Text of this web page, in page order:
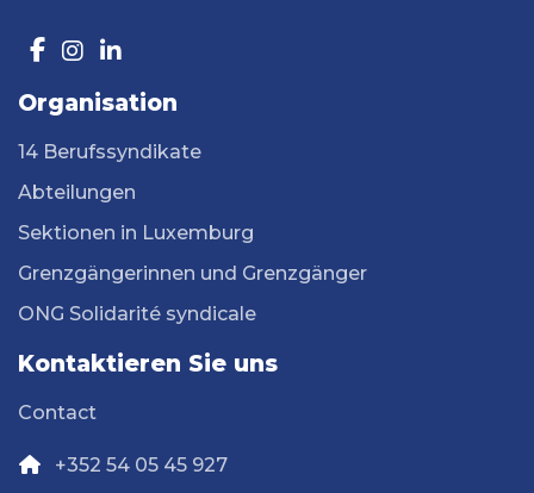
Organisation
14 Berufssyndikate
Abteilungen
Sektionen in Luxemburg
Grenzgängerinnen und Grenzgänger
ONG Solidarité syndicale
Kontaktieren Sie uns
Contact
+352 54 05 45 927